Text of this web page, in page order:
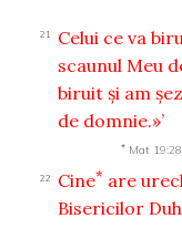
21 Celui ce va
scaunul Meu
biruit şi am
de domnie.»’
* Mat 19:28
22 Cine* are
Bisericilor